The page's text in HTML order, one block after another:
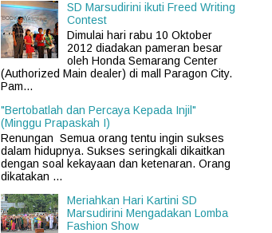
SD Marsudirini ikuti Freed Writing
Contest
Dimulai hari rabu 10 Oktober
2012 diadakan pameran besar
oleh Honda Semarang Center
(Authorized Main dealer) di mall Paragon City.
Pam...
"Bertobatlah dan Percaya Kepada Injil"
(Minggu Prapaskah I)
Renungan Semua orang tentu ingin sukses
dalam hidupnya. Sukses seringkali dikaitkan
dengan soal kekayaan dan ketenaran. Orang
dikatakan ...
Meriahkan Hari Kartini SD
Marsudirini Mengadakan Lomba
Fashion Show